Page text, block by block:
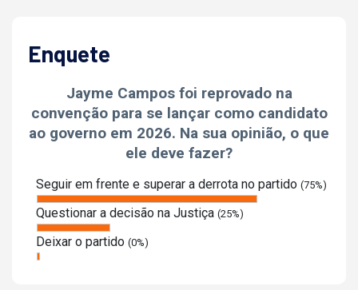
Enquete
Jayme Campos foi reprovado na
convenção para se lançar como candidato
ao governo em 2026. Na sua opinião, o que
ele deve fazer?
Seguir em frente e superar a derrota no partido (75%)
Questionar a decisão na Justiça (25%)
Deixar o partido (0%)